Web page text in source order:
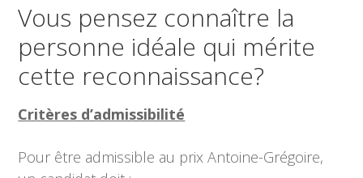
Vous pensez connaître la
personne idéale qui mérite
cette reconnaissance?
Critères d’admissibilité
Pour être admissible au prix Antoine-Grégoire,